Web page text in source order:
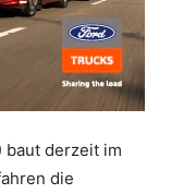
baut derzeit im
die